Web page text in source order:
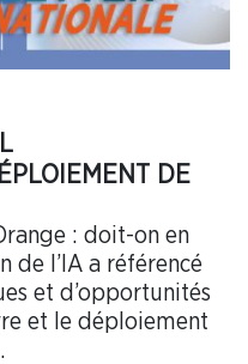
DE
: doit-on en
de l’IA a référencé
et d’opportunités
et le déploiement